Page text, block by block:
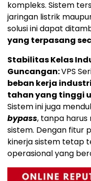
kompleks. Sistem
jaringan listrik
solusi ini dapat
yang terpasang
Stabilitas Kelas
Guncangan:VPS
beban kerja
tahan yang tinggi
Sistem ini juga
bypass, tanpa
sistem. Dengan fitur
kinerja sistem tetap
operasional yang